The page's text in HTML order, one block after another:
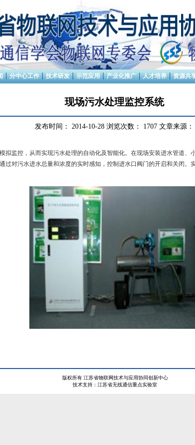
分中心工作 技术研发 示范应用 产业化推广 人才培养 资源共
现场污水处理监控系统
发布时间： 2014-10-28 浏览次数： 1707 文章来源：
拟监控，从而实现污水处理的自动化及智能化。在现场安装进水管道
过对污水进水总量和浓度的实时感知，控制进水口阀门的开启和关闭。
版权所有 江苏省物联网技术与应用协同创新中心
技术支持：江苏省无线通信重点实验室